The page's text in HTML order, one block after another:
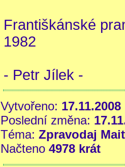
Františkánské
1982
- Petr Jílek -
Vytvořeno: 17.11.2008
Poslední změna:
Téma: Zpravodaj
Načteno 4978 krát